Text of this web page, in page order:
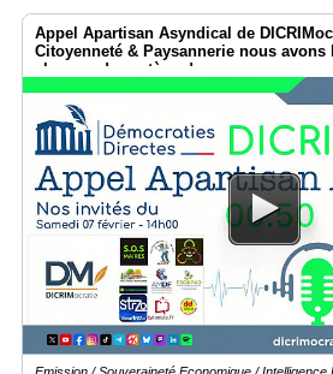
Appel Apartisan Asyndical de
Citoyenneté & Paysannerie nous
changer de système !